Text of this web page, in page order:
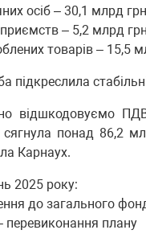
осіб – 30,1 млрд
– 5,2 млрд
товарів – 15,5
підкреслила
відшкодовуємо
понад 86,2
Карнаух.
2025 року:
до загального
перевиконання плану